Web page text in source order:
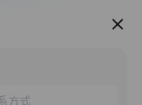
服务推荐